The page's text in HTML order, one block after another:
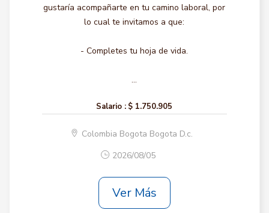
gustaría acompañarte en tu camino laboral, por
lo cual te invitamos a que:
- Completes tu hoja de vida.
...
Salario : $ 1.750.905
Colombia Bogota Bogota D.c.
2026/08/05
Ver Más